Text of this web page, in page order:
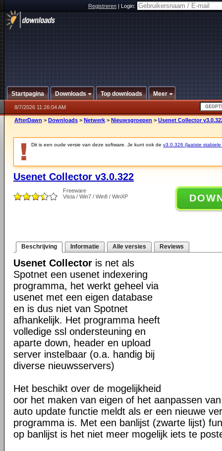
Registreren|Login:
Startpagina Downloads Top downloads Meer
8/7/2026 11:26:04 AM
AfterDawn > Downloads > Netwerk > Nieuwsgroepen > Usenet Collector
Dit is een oude versie van deze software. Je kunt ook de v3.0.326 (laatste stabiele
Usenet Collector v3.0.322
Freeware
Vista / Win7 / Win8 / WinXP
Beschrijving Informatie Alle versies Reviews
Usenet Collector is net als
Spotnet een usenet indexering
programma, het werkt geheel via
usenet met een eigen database
en is dus niet van Spotnet
afhankelijk. Het programma heeft
volledige ssl ondersteuning en
aparte down, header en upload
server instelbaar (o.a. handig bij
diverse nieuwsservers)
Het beschikt over de mogelijkheid
oor het maken van eigen of het aanpassen
auto update functie meldt als er een nieuwe
programma is. Met een banlijst (zwarte lijst)
op banlijst is het niet meer mogelijk iets te